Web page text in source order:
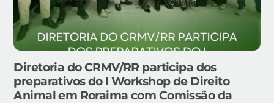
Diretoria do CRMV/RR participa dos
preparativos do I Workshop de Direito
Animal em Roraima com Comissão da